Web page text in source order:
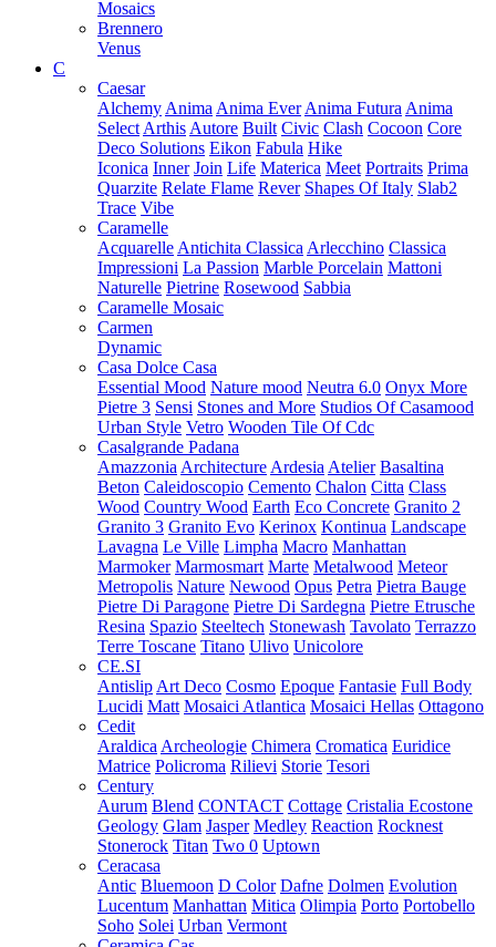
Mosaics
Brennero
Venus
C
Caesar
Alchemy Anima Anima Ever Anima Futura Anima
Select Arthis Autore Built Civic Clash Cocoon Core
Deco Solutions Eikon Fabula Hike
Iconica Inner Join Life Materica Meet Portraits Prima
Quarzite Relate Flame Rever Shapes Of Italy Slab2
Trace Vibe
Caramelle
Acquarelle Antichita Classica Arlecchino Classica
Impressioni La Passion Marble Porcelain Mattoni
Naturelle Pietrine Rosewood Sabbia
Caramelle Mosaic
Carmen
Dynamic
Casa Dolce Casa
Essential Mood Nature mood Neutra 6.0 Onyx More
Pietre 3 Sensi Stones and More Studios Of Casamood
Urban Style Vetro Wooden Tile Of Cdc
Casalgrande Padana
Amazzonia Architecture Ardesia Atelier Basaltina
Beton Caleidoscopio Cemento Chalon Citta Class
Wood Country Wood Earth Eco Concrete Granito 2
Granito 3 Granito Evo Kerinox Kontinua Landscape
Lavagna Le Ville Limpha Macro Manhattan
Marmoker Marmosmart Marte Metalwood Meteor
Metropolis Nature Newood Opus Petra Pietra Bauge
Pietre Di Paragone Pietre Di Sardegna Pietre Etrusche
Resina Spazio Steeltech Stonewash Tavolato Terrazzo
Terre Toscane Titano Ulivo Unicolore
CE.SI
Antislip Art Deco Cosmo Epoque Fantasie Full Body
Lucidi Matt Mosaici Atlantica Mosaici Hellas Ottagono
Cedit
Araldica Archeologie Chimera Cromatica Euridice
Matrice Policroma Rilievi Storie Tesori
Century
Aurum Blend CONTACT Cottage Cristalia Ecostone
Geology Glam Jasper Medley Reaction Rocknest
Stonerock Titan Two 0 Uptown
Ceracasa
Antic Bluemoon D Color Dafne Dolmen Evolution
Lucentum Manhattan Mitica Olimpia Porto Portobello
Soho Solei Urban Vermont